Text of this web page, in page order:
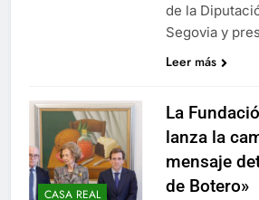
de la
Segovia y
Leer más
CASA REAL
La
lanza la
mensaje
de Botero»